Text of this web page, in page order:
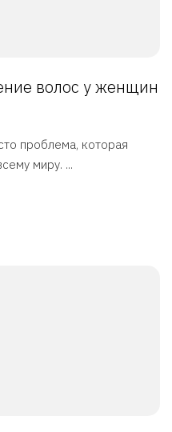
волос у женщин
проблема, которая
миру. ...